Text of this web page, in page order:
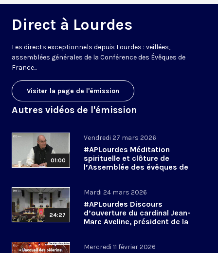
Direct à Lourdes
Les directs exceptionnels depuis Lourdes : veillées,
assemblées générales de la Conférence des Évêques de
France...
Visiter la page de l'émission
Autres vidéos de l'émission
01:00
Vendredi 27 mars 2026
#APLourdes Méditation
spirituelle et clôture de
l’Assemblée des évêques de
24:27
Mardi 24 mars 2026
#APLourdes Discours
d’ouverture du cardinal Jean-
Marc Aveline, président de la
Mercredi 11 février 2026